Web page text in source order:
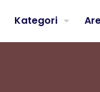
Kategori